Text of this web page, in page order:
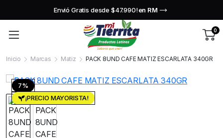
Envió Gratis desde $47.990!en RM
0
Inicio Marcas Matiz PACK 8UND CAFE MATIZ ESCARLATA 340GR
7%
¡PRECIO MAYORISTA!